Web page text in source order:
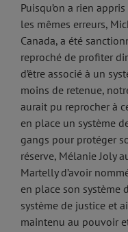
Puisqu’on a rien
les mêmes erreurs,
Canada, a été
reproché de profiter
d’être associé à un
moins de retenue,
aurait pu reprocher à
en place un système
gangs pour protéger
réserve, Mélanie Joly
Martelly d’avoir
en place son système
système de justice et
maintenu au pouvoir